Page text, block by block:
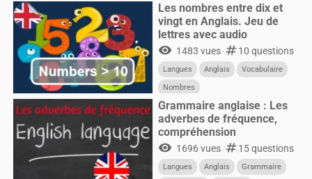
Les nombres entre dix et
vingt en Anglais. Jeu de
lettres avec audio
visibility 1483 vues numbers10 questions
Langues Anglais
Vocabulaire
Nombres
Grammaire anglaise : Les
adverbes de fréquence,
compréhension
visibility 1696 vues numbers15 questions
Langues Anglais
Grammaire